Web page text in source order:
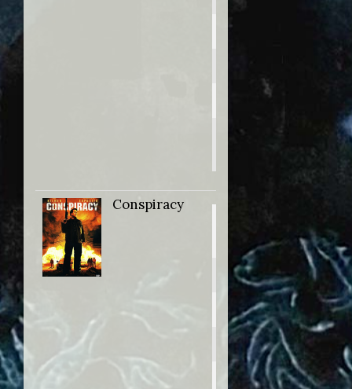
Personaggio:
Regia di:
Robert
Conspiracy
Titolo
originale:
Conspiracy
Anno:
2008
Personaggio: